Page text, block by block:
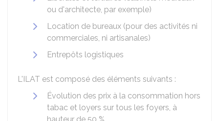
ou d'architecte, par exemple)
Location de bureaux (pour des activités ni
commerciales, ni artisanales)
Entrepôts logistiques
L'ILAT est composé des éléments suivants :
Évolution des prix à la consommation hors
tabac et loyers sur tous les foyers, à